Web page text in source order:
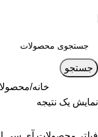
جستجو
خانه
نمایش یک نتیجه